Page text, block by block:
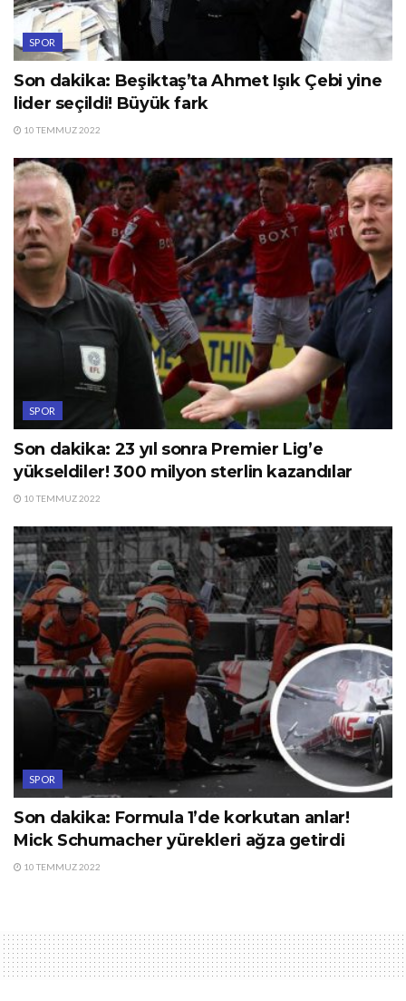
SPOR
Son dakika: Beşiktaş’ta Ahmet Işık Çebi yine
lider seçildi! Büyük fark
10 TEMMUZ 2022
SPOR
Son dakika: 23 yıl sonra Premier Lig’e
yükseldiler! 300 milyon sterlin kazandılar
10 TEMMUZ 2022
SPOR
Son dakika: Formula 1’de korkutan anlar!
Mick Schumacher yürekleri ağza getirdi
10 TEMMUZ 2022